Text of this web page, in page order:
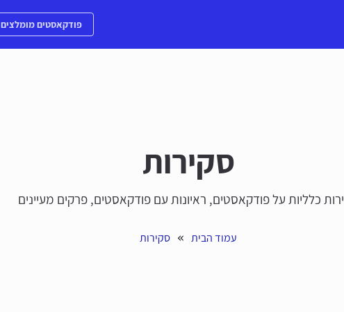
פודקאסטים מומלצים
סקירות
כלליות על פודקאסטים, ראיונות עם פודקאסטים, פרקים מעיינים
עמוד הבית » סקירות